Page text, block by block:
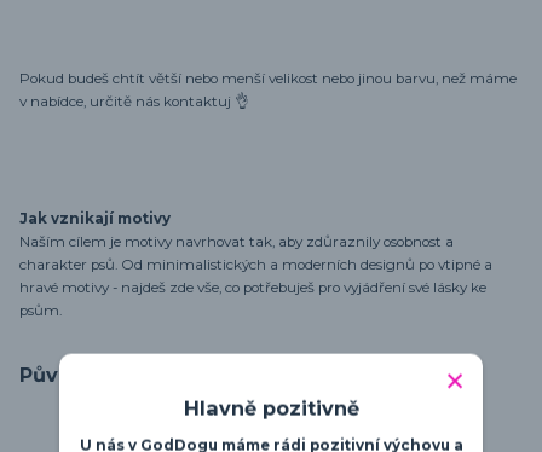
Pokud budeš chtít větší nebo menší velikost nebo jinou barvu, než máme
v nabídce, určitě nás kontaktuj 👌
Jak vznikají motivy
Naším cílem je motivy navrhovat tak, aby zdůraznily osobnost a
charakter psů. Od minimalistických a moderních designů po vtipné a
hravé motivy - najdeš zde vše, co potřebuješ pro vyjádření své lásky ke
psům.
Původ zboží
Hlavně pozitivně
U nás v GodDogu máme rádi pozitivní výchovu a